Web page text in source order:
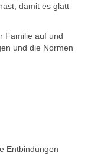
damit es glatt
Familie auf und
und die Normen
Entbindungen